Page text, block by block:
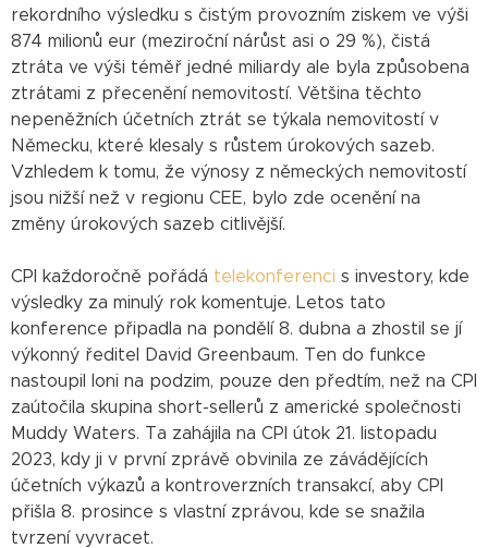
rekordního výsledku s čistým provozním ziskem ve výši
874 milionů eur (meziroční nárůst asi o 29 %), čistá
ztráta ve výši téměř jedné miliardy ale byla způsobena
ztrátami z přecenění nemovitostí. Většina těchto
nepeněžních účetních ztrát se týkala nemovitostí v
Německu, které klesaly s růstem úrokových sazeb.
Vzhledem k tomu, že výnosy z německých nemovitostí
jsou nižší než v regionu CEE, bylo zde ocenění na
změny úrokových sazeb citlivější.
CPI každoročně pořádá telekonferenci s investory, kde
výsledky za minulý rok komentuje. Letos tato
konference připadla na pondělí 8. dubna a zhostil se jí
výkonný ředitel David Greenbaum. Ten do funkce
nastoupil loni na podzim, pouze den předtím, než na CPI
zaútočila skupina short-sellerů z americké společnosti
Muddy Waters. Ta zahájila na CPI útok 21. listopadu
2023, kdy ji v první zprávě obvinila ze závádějících
účetních výkazů a kontroverzních transakcí, aby CPI
přišla 8. prosince s vlastní zprávou, kde se snažila
tvrzení vyvracet.